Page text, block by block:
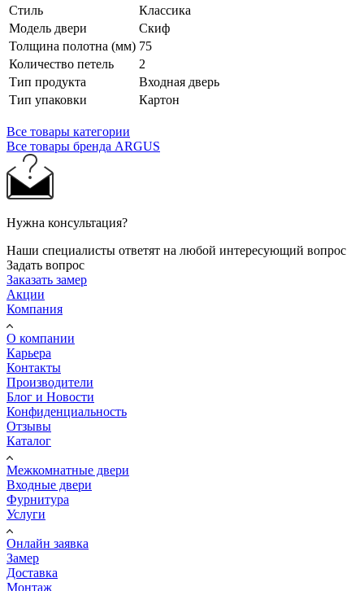
Стиль
Классика
Модель двери
Скиф
Толщина полотна (мм) 75
Количество петель
2
Тип продукта
Входная дверь
Тип упаковки
Картон
Все товары категории
Все товары бренда ARGUS
Нужна консультация?
Наши специалисты ответят на любой интересующий вопрос
Задать вопрос
Заказать замер
Акции
Компания
О компании
Карьера
Контакты
Производители
Блог и Новости
Конфиденциальность
Отзывы
Каталог
Межкомнатные двери
Входные двери
Фурнитура
Услуги
Онлайн заявка
Замер
Доставка
Монтаж